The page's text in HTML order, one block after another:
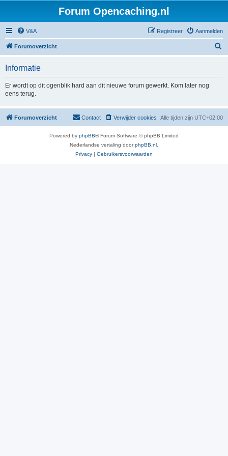
Forum Opencaching.nl
V&A Aanmelden
Registreer
Forumoverzicht
Informatie
Er wordt op dit ogenblik hard aan dit nieuwe forum gewerkt. Kom later nog
eens terug.
Forumoverzicht Alle tijden zijn UTC+02:00
Verwijder cookies
Contact
Powered by phpBB® Forum Software © phpBB Limited
Nederlandse vertaling doorphpBB.nl
Privacy | Gebruikersvoorwaarden